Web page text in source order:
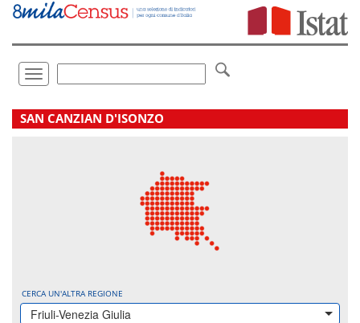
Vai
direttamente
Toggle
navigation
.
SAN CANZIAN D'ISONZO
CERCA UN'ALTRA REGIONE
Friuli-Venezia Giulia